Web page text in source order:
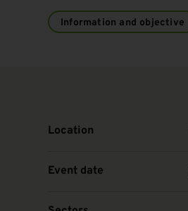
Information and objective
Location
Event date